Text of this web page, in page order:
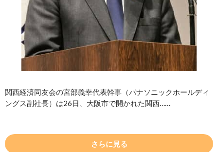
関西経済同友会の宮部義幸代表幹事（パナソニックホールディ
ングス副社長）は26日、大阪市で開かれた関西……
さらに見る